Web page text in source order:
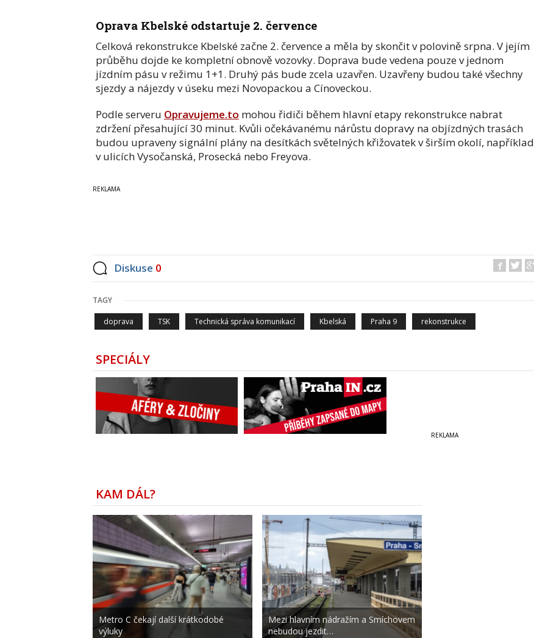
Oprava Kbelské odstartuje 2. července
Celková rekonstrukce Kbelské začne 2. července a měla by skončit v polovině srpna. V jejím
průběhu dojde ke kompletní obnově vozovky. Doprava bude vedena pouze v jednom
jízdním pásu v režimu 1+1. Druhý pás bude zcela uzavřen. Uzavřeny budou také všechny
sjezdy a nájezdy v úseku mezi Novopackou a Cínoveckou.
Podle serveru Opravujeme.to mohou řidiči během hlavní etapy rekonstrukce nabrat
zdržení přesahující 30 minut. Kvůli očekávanému nárůstu dopravy na objízdných trasách
budou upraveny signální plány na desítkách světelných křižovatek v širším okolí, například
v ulicích Vysočanská, Prosecká nebo Freyova.
Diskuse 0
TAGY
doprava TSK Technická správa komunikací Kbelská Praha 9 rekonstrukce
SPECIÁLY
KAM DÁL?
Metro C čekají další krátkodobé
výluky
Mezi hlavním nádražím a Smíchovem
nebudou jezdit…